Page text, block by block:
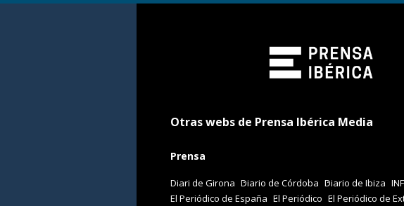
Otras webs de Prensa Ibérica Media
Prensa
Diari de Girona Diario de Córdoba Diario de Ibiza
El Periódico de España El Periódico El Periódico de